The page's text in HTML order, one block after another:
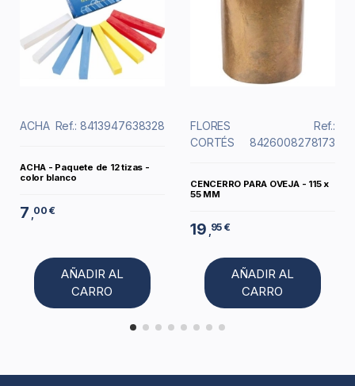
ACHA Ref.: 8413947638328
ACHA - Paquete de 12 tizas -
color blanco
7 ,00 €
AÑADIR AL
CARRO
FLORES
CORTÉS
Ref.:
8426008278173
CENCERRO PARA OVEJA - 115 x
55 MM
19 ,95 €
AÑADIR AL
CARRO